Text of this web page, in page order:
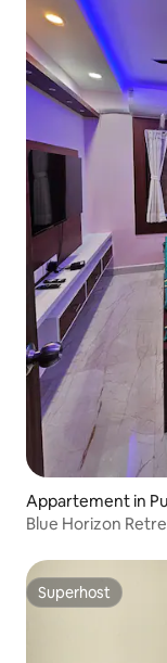
Appartement in
Blue Horizon
Superhost
Superhost